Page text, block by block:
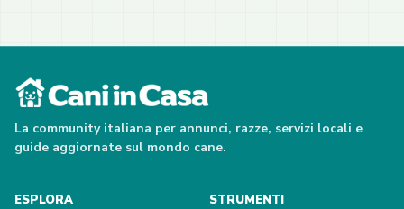
La community italiana per annunci, razze, servizi locali e
guide aggiornate sul mondo cane.
ESPLORA STRUMENTI